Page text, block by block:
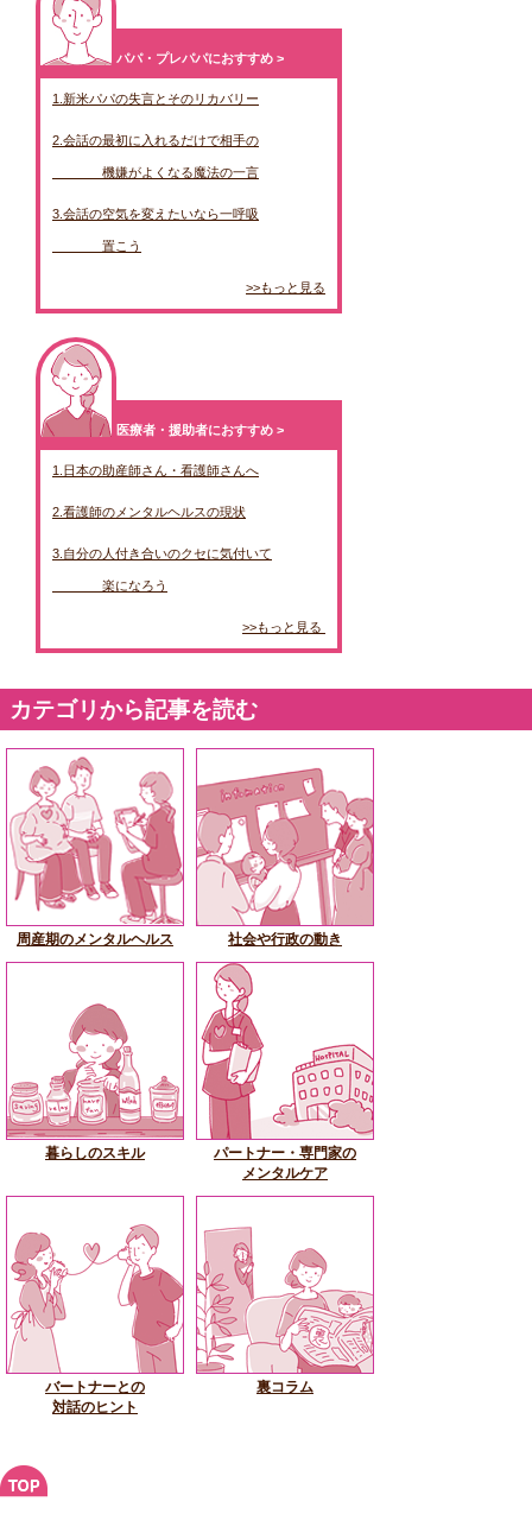
パパ・プレパパにおすすめ >
1.新米パパの失言とそのリカバリー
2.会話の最初に入れるだけで相手の
              機嫌がよくなる魔法の一言
3.会話の空気を変えたいなら一呼吸
              置こう
>>もっと見る
医療者・援助者におすすめ >
1.日本の助産師さん・看護師さんへ
2.看護師のメンタルヘルスの現状
3.自分の人付き合いのクセに気付いて
              楽になろう
>>もっと見る
カテゴリから記事を読む
周産期のメンタルヘルス 社会や行政の動き
暮らしのスキル
パートナー・専門家の
メンタルケア
バートナーとの
対話のヒント
裏コラム